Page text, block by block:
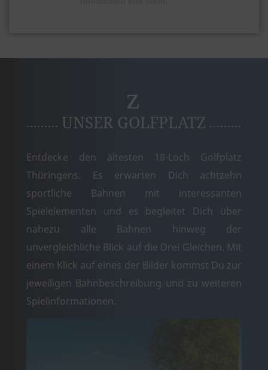
UNSER GOLFPLATZ
Entdecke den ältesten 18-Loch Golfplatz
Thüringens. Es erwarten Dich achtzehn
sportliche Bahnen mit interessanten
Spielelementen und es begleitet Dich über
nahezu alle Bahnen hinweg der
unvergleichliche Blick auf die Drei Gleichen. Mit
einem Klick auf eines der Bilder kommst Du zur
jeweiligen Bahnbeschreibung und zu weiteren
Spielinformationen.